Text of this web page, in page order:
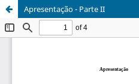
Apresentação - Parte II